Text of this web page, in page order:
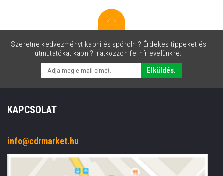
Szeretne kedvezményt kapni és spórolni? Érdekes tippeket és
útmutatókat kapni? Iratkozzon fel hírlevelünkre.
Elküldés.
KAPCSOLAT
info@cdrmarket.hu